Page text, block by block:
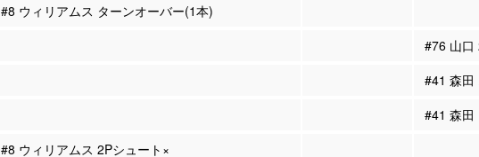
#8 ウィリアムス ターンオーバー(1本)
#76 山口
#41 森田
#41 森田
#8 ウィリアムス 2Pシュート×